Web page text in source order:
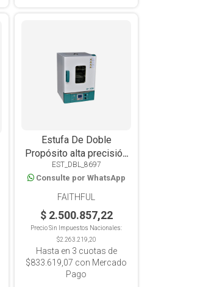
Estufa De Doble
Propósito alta precisión
GP-45BE de 45 L Horno
e Incubador con
Controlador Digital y
EST_DBL_8697
Consulte por WhatsApp
FAITHFUL
$ 2.500.857,22
Precio Sin Impuestos Nacionales:
$2.263.219,20
Hasta en 3 cuotas de
$833.619,07 con Mercado
Pago